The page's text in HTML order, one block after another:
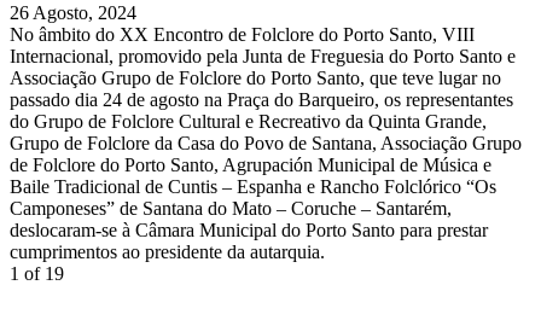
26 Agosto, 2024
No âmbito do XX Encontro de Folclore do Porto Santo, VIII
Internacional, promovido pela Junta de Freguesia do Porto Santo e
Associação Grupo de Folclore do Porto Santo, que teve lugar no
passado dia 24 de agosto na Praça do Barqueiro, os representantes
do Grupo de Folclore Cultural e Recreativo da Quinta Grande,
Grupo de Folclore da Casa do Povo de Santana, Associação Grupo
de Folclore do Porto Santo, Agrupación Municipal de Música e
Baile Tradicional de Cuntis – Espanha e Rancho Folclórico “Os
Camponeses” de Santana do Mato – Coruche – Santarém,
deslocaram-se à Câmara Municipal do Porto Santo para prestar
cumprimentos ao presidente da autarquia.
1 of 19